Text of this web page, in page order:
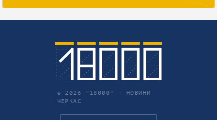
© 2026 "18000" – НОВИНИ
ЧЕРКАС